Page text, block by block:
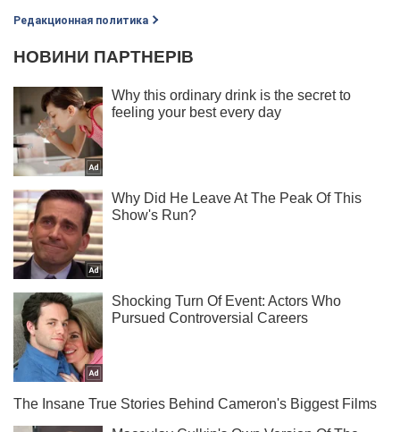
Редакционная политика